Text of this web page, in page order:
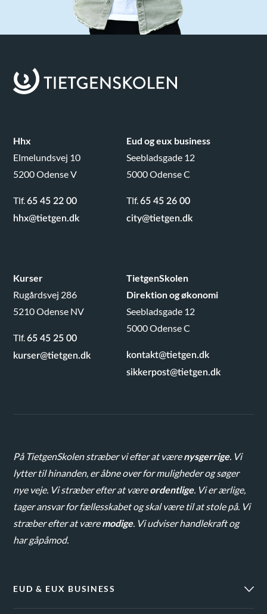
Hhx
Elmelundsvej 10
5200 Odense V
Tlf.65 45 22 00
hhx@tietgen.dk
Eud og eux business
Seebladsgade 12
5000 Odense C
Tlf.65 45 26 00
city@tietgen.dk
Kurser
Rugårdsvej 286
5210 Odense NV
Tlf.65 45 25 00
kurser@tietgen.dk
TietgenSkolen
Direktion og økonomi
Seebladsgade 12
5000 Odense C
kontakt@tietgen.dk
sikkerpost@tietgen.dk
På TietgenSkolen stræber vi efter at værenysgerrige. Vi
lytter til hinanden, er åbne over for muligheder og søger
nye veje. Vi stræber efter at væreordentlige. Vi er ærlige,
tager ansvar for fællesskabet og skal være til at stole på. Vi
stræber efter at væremodige. Vi udviser handlekraft og
har gåpåmod.
EUD & EUX BUSINESS